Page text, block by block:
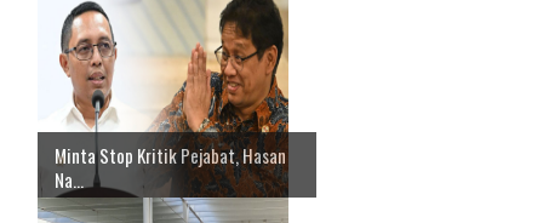
Minta Stop Kritik Pejabat, Hasan
Na...